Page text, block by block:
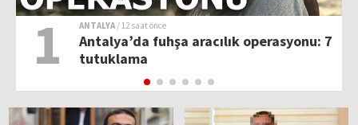
1 ANTALYA / 12 saat önce
Antalya’da fuhşa aracılık operasyonu: 7
tutuklama